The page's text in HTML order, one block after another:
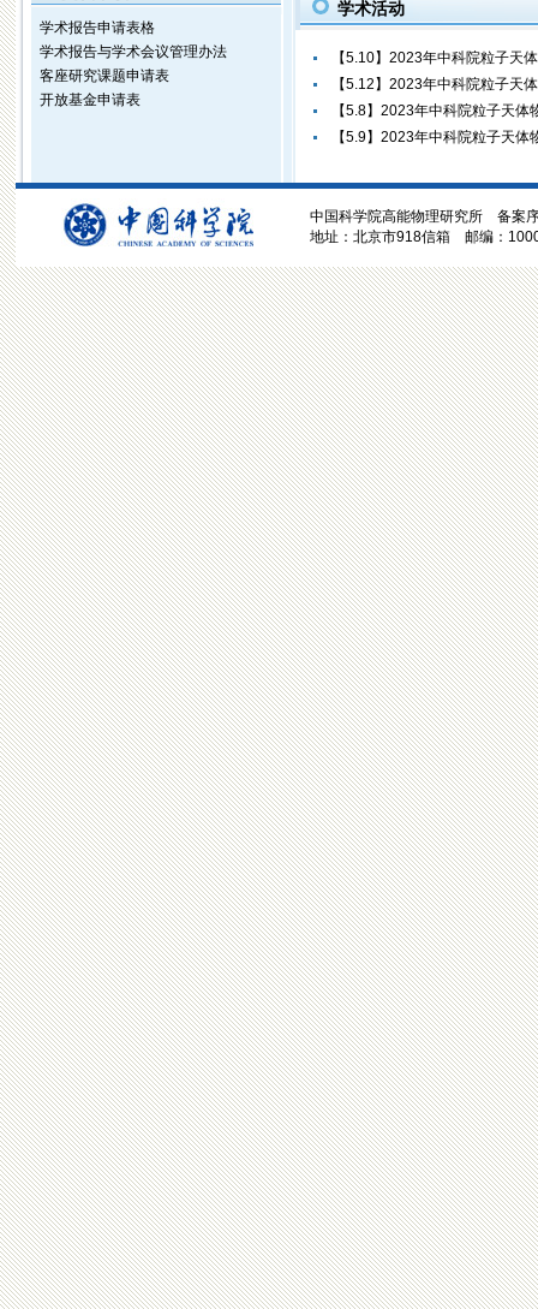
学术报告申请表格
学术报告与学术会议管理办法
客座研究课题申请表
开放基金申请表
学术活动
【5.10】2023年中科院粒子天
【5.12】2023年中科院粒子天
【5.8】2023年中科院粒子天
【5.9】2023年中科院粒子天
中国科学院高能物理研究所 备案
地址：北京市918信箱 邮编：